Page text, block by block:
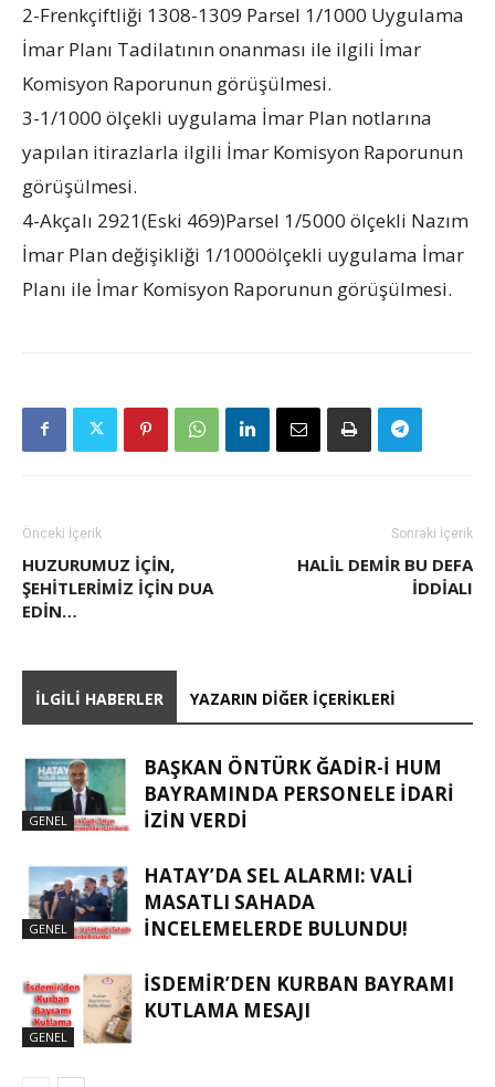
2-Frenkçiftliği 1308-1309 Parsel 1/1000 Uygulama
İmar Planı Tadilatının onanması ile ilgili İmar
Komisyon Raporunun görüşülmesi.
3-1/1000 ölçekli uygulama İmar Plan notlarına
yapılan itirazlarla ilgili İmar Komisyon Raporunun
görüşülmesi.
4-Akçalı 2921(Eski 469)Parsel 1/5000 ölçekli Nazım
İmar Plan değişikliği 1/1000ölçekli uygulama İmar
Planı ile İmar Komisyon Raporunun görüşülmesi.
Önceki İçerik
HUZURUMUZ İÇİN,
ŞEHİTLERİMİZ İÇİN DUA
EDİN…
Sonraki İçerik
HALIL DEMIR BU DEFA
IDDIALI
İLGILI HABERLER YAZARIN DIĞER İÇERIKLERI
GENEL
BAŞKAN ÖNTÜRK ĞADIR-İ HUM
BAYRAMINDA PERSONELE İDARI
İZIN VERDI
GENEL
HATAY’DA SEL ALARMI: VALI
MASATLI SAHADA
İNCELEMELERDE BULUNDU!
GENEL
İSDEMIR’DEN KURBAN BAYRAMI
KUTLAMA MESAJI